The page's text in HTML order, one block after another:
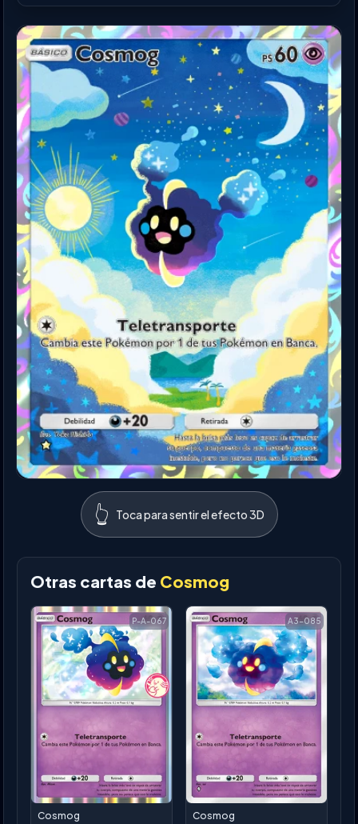
👆 Toca para sentir el efecto 3D
Otras cartas de Cosmog
P-A-067
Cosmog
A3-085
Cosmog